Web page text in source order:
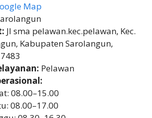
Map
Jl sma pelawan.kec.pelawan, Kec.
Kabupaten Sarolangun,
Pelawan
08.00–15.00
08.00–17.00